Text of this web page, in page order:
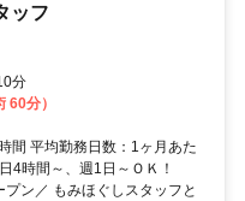
ッフ
分
分）
間 平均勤務日数：1ヶ月あた
4時間～、週1日～ＯＫ！
ン／ もみほぐしスタッフと